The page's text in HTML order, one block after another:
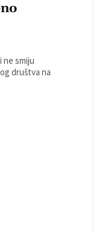
ne smiju
društva na